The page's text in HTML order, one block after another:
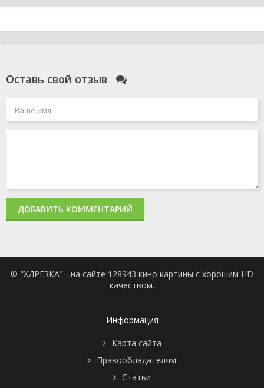
Оставь свой отзыв
ДОБАВИТЬ КОММЕНТАРИЙ
© "ХДРЕЗКА" - на сайте 128943 кино картины с хорошим HD
качеством.
Информация
Карта сайта
Правообладателям
Статьи